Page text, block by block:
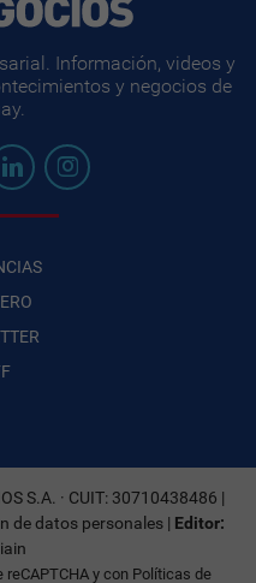
Información, videos y
y negocios de
S.A. · CUIT: 30710438486 |
de datos personales| Editor:
y con Políticas de